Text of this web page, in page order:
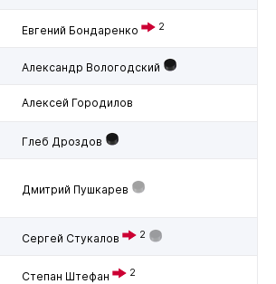
Евгений Бондаренко 2
Александр Вологодский
Алексей Городилов
Глеб Дроздов
Дмитрий Пушкарев
Сергей Стукалов 2
Степан Штефан 2